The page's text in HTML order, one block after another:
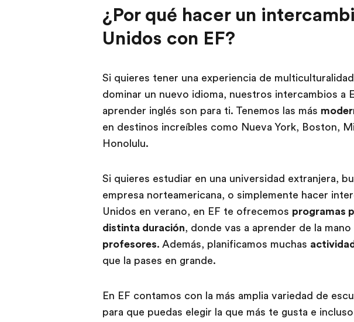
¿Por qué hacer un
Unidos con EF?
Si quieres tener una experiencia de
dominar un nuevo idioma, nuestros intercambios a
aprender inglés son para ti. Tenemos las más
en destinos increíbles como Nueva York, Boston,
Honolulu.
Si quieres estudiar en una universidad extranjera,
empresa norteamericana, o simplemente hacer
Unidos en verano, en EF te ofrecemos programas
distinta duración, donde vas a aprender de la mano
profesores. Además, planificamos muchas
que la pases en grande.
En EF contamos con la más amplia variedad de
para que puedas elegir la que más te gusta e